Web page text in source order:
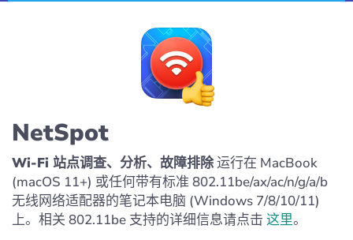
NetSpot
Wi-Fi 站点调查、分析、故障排除运行在 MacBook
(macOS 11+) 或任何带有标准 802.11be/ax/ac/n/g/a/b
无线网络适配器的笔记本电脑 (Windows 7/8/10/11)
上。相关 802.11be 支持的详细信息请点击 这里。